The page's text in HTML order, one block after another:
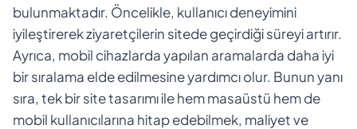
bulunmaktadır. Öncelikle, kullanıcı deneyimini
iyileştirerek ziyaretçilerin sitede geçirdiği süreyi artırır.
Ayrıca, mobil cihazlarda yapılan aramalarda daha iyi
bir sıralama elde edilmesine yardımcı olur. Bunun yanı
sıra, tek bir site tasarımı ile hem masaüstü hem de
mobil kullanıcılarına hitap edebilmek, maliyet ve